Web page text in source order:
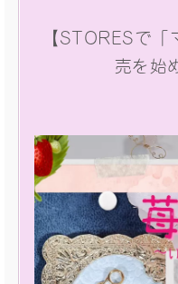
【STORESで
売を始